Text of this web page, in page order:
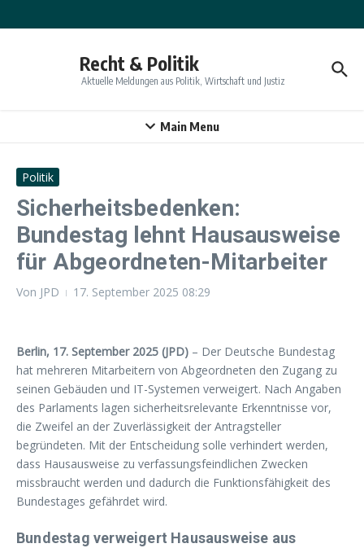
Recht & Politik
Aktuelle Meldungen aus Politik, Wirtschaft und Justiz
Main Menu
Politik
Sicherheitsbedenken:
Bundestag lehnt Hausausweise
für Abgeordneten-Mitarbeiter
Von JPD 17. September 2025 08:29
Berlin, 17. September 2025 (JPD) – Der Deutsche Bundestag
hat mehreren Mitarbeitern von Abgeordneten den Zugang zu
seinen Gebäuden und IT-Systemen verweigert. Nach Angaben
des Parlaments lagen sicherheitsrelevante Erkenntnisse vor,
die Zweifel an der Zuverlässigkeit der Antragsteller
begründeten. Mit der Entscheidung solle verhindert werden,
dass Hausausweise zu verfassungsfeindlichen Zwecken
missbraucht werden und dadurch die Funktionsfähigkeit des
Bundestages gefährdet wird.
Bundestag verweigert Hausausweise aus